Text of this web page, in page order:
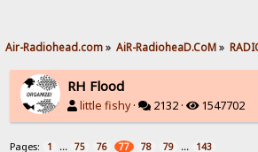
Air-Radiohead.com» AiR-RadioheaD.CoM»
RH Flood
little fishy· 2132 · 1547702
Pages: 1 ... 75 76 77 78 79 ... 143